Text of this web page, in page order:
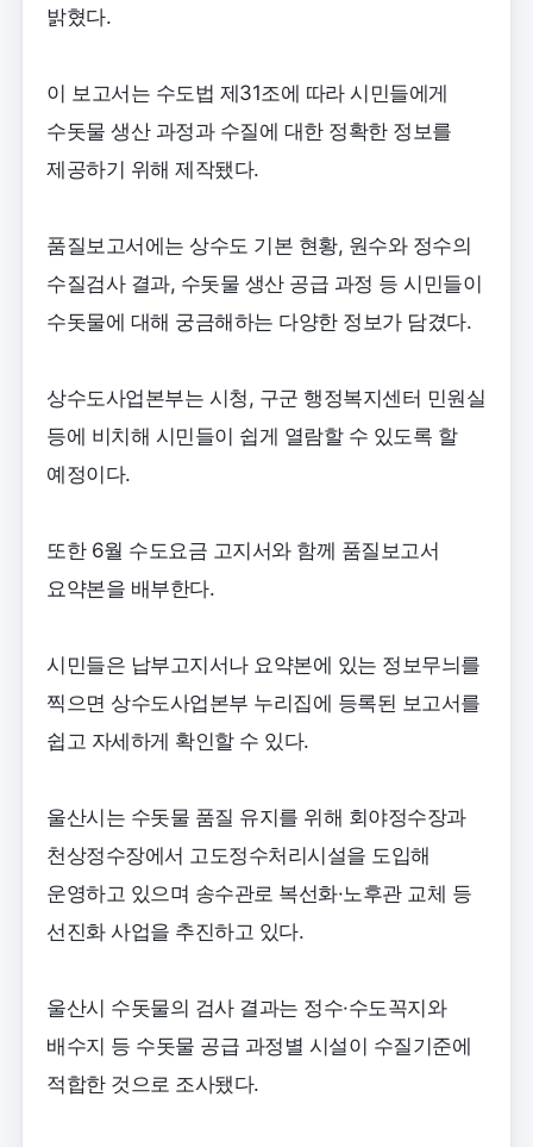
밝혔다.
이 보고서는 수도법 제31조에 따라 시민들에게
수돗물 생산 과정과 수질에 대한 정확한 정보를
제공하기 위해 제작됐다.
품질보고서에는 상수도 기본 현황, 원수와 정수의
수질검사 결과, 수돗물 생산 공급 과정 등 시민들이
수돗물에 대해 궁금해하는 다양한 정보가 담겼다.
상수도사업본부는 시청, 구군 행정복지센터 민원실
등에 비치해 시민들이 쉽게 열람할 수 있도록 할
예정이다.
또한 6월 수도요금 고지서와 함께 품질보고서
요약본을 배부한다.
시민들은 납부고지서나 요약본에 있는 정보무늬를
찍으면 상수도사업본부 누리집에 등록된 보고서를
쉽고 자세하게 확인할 수 있다.
울산시는 수돗물 품질 유지를 위해 회야정수장과
천상정수장에서 고도정수처리시설을 도입해
운영하고 있으며 송수관로 복선화·노후관 교체 등
선진화 사업을 추진하고 있다.
울산시 수돗물의 검사 결과는 정수·수도꼭지와
배수지 등 수돗물 공급 과정별 시설이 수질기준에
적합한 것으로 조사됐다.